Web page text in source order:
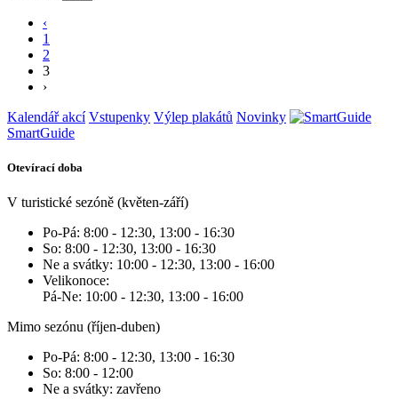
‹
1
2
3
›
Kalendář akcí Vstupenky Výlep plakátů Novinky
SmartGuide
Otevírací doba
V turistické sezóně (květen-září)
Po-Pá: 8:00 - 12:30, 13:00 - 16:30
So: 8:00 - 12:30, 13:00 - 16:30
Ne a svátky: 10:00 - 12:30, 13:00 - 16:00
Velikonoce:
Pá-Ne: 10:00 - 12:30, 13:00 - 16:00
Mimo sezónu (říjen-duben)
Po-Pá: 8:00 - 12:30, 13:00 - 16:30
So: 8:00 - 12:00
Ne a svátky: zavřeno